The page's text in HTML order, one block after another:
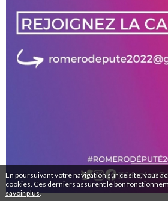
En poursuivant votre navigation sur ce site, vous
cookies. Ces derniers assurent le bon
savoir plus.